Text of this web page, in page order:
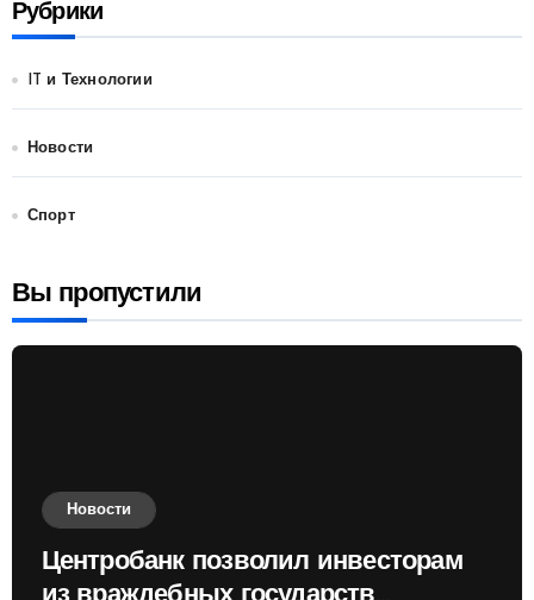
Рубрики
IT и Технологии
Новости
Спорт
Вы пропустили
Новости
Центробанк позволил инвесторам